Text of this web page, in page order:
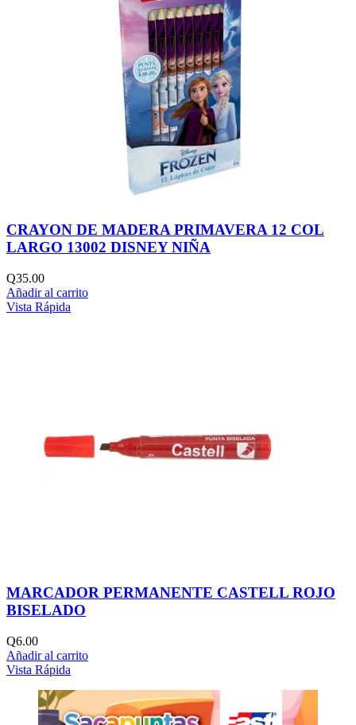
CRAYON DE MADERA PRIMAVERA 12 COL
LARGO 13002 DISNEY NIÑA
Q35.00
Añadir al carrito
Vista Rápida
MARCADOR PERMANENTE CASTELL ROJO
BISELADO
Q6.00
Añadir al carrito
Vista Rápida